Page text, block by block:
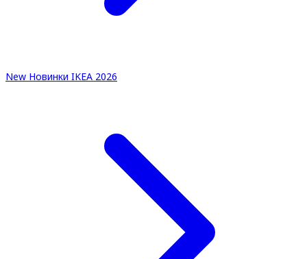
New Новинки IKEA 2026